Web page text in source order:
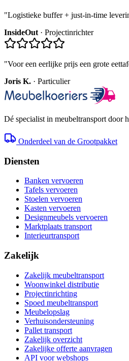
"Logistieke buffer + just-in-time
InsideOut · Project­inrichter
"Voor een eerlijke prijs een grote
Joris K. · Particulier
Dé specialist in meubeltransport door
Onderdeel van de Grootpakket
Diensten
Banken vervoeren
Tafels vervoeren
Stoelen vervoeren
Kasten vervoeren
Designmeubels vervoeren
Marktplaats transport
Interieurtransport
Zakelijk
Zakelijk meubeltransport
Woonwinkel distributie
Projectinrichting
Spoed meubeltransport
Meubelopslag
Verhuisondersteuning
Pallet transport
Zakelijk overzicht
Zakelijke offerte aanvragen
API voor webshops